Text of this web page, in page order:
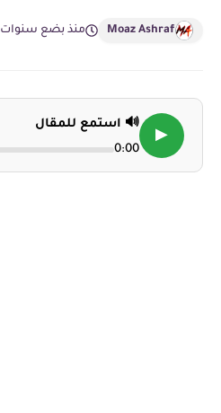
Moaz Ashraf منذ بضع سنوات
▶
🔊 استمع للمقال
0:00